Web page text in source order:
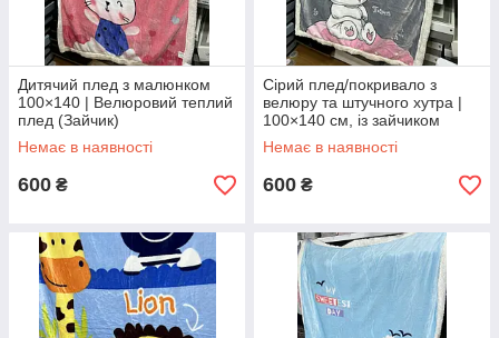
Дитячий плед з малюнком
100×140 | Велюровий теплий
плед (Зайчик)
Немає в наявності
600 ₴
Сірий плед/покривало з
велюру та штучного хутра |
100×140 см, із зайчиком
Немає в наявності
600 ₴